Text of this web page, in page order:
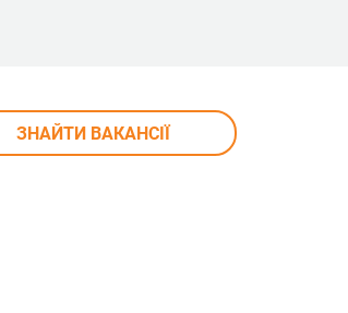
ЗНАЙТИ ВАКАНСІЇ